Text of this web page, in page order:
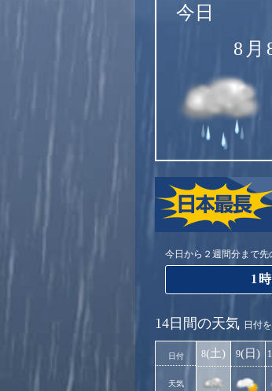
今日
8月
今日から２週間分まで先
1
14日間の天気 日付
日付
天気
8(土) 9(日)